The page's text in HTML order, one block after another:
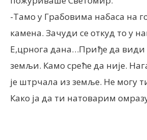
-Тамо у Грабовима набаса на
камена. Зачуди се откуд то у
Е,црнога дана…Приђе да види
земљи. Камо среће да није.
је штрчала из земље. Не могу
Како ја да ти натоварим